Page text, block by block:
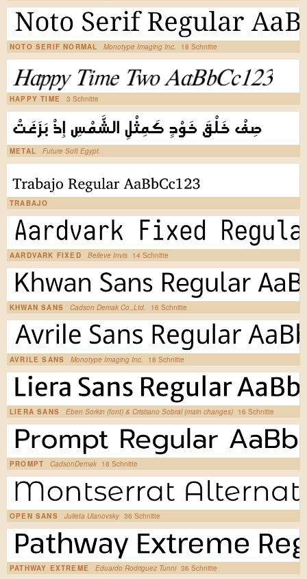
NOTO SERIF NORMAL Monotype Imaging Inc. 18 Schnitte
HAPPY TIME 3 Schnitte
METAL Future Soft Egypt.
TRABAJO
AARDVARK FIXED Belleve Invis 14 Schnitte
KHWAN SANS Cadson Demak Co.,Ltd. 16 Schnitte
AVRILE SANS Monotype Imaging Inc. 18 Schnitte
LIERA SANS Eben Sorkin (font) & Cristiano Sobral (main changes) 16 Schnitte
PROMPT CadsonDemak 18 Schnitte
OPEN SANS Julieta Ulanovsky 36 Schnitte
PATHWAY EXTREME Eduardo Rodriguez Tunni 36 Schnitte